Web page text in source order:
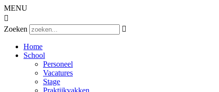
MENU

Zoeken

Home
School
Personeel
Vacatures
Stage
Praktijkvakken